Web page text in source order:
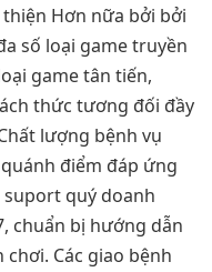
Hơn nữa bởi bởi
số loại game truyền
game tân tiến,
thức tương đối đầy
lượng bệnh vụ
điểm đáp ứng
suport quý doanh
chuẩn bị hướng dẫn
Các giao bệnh